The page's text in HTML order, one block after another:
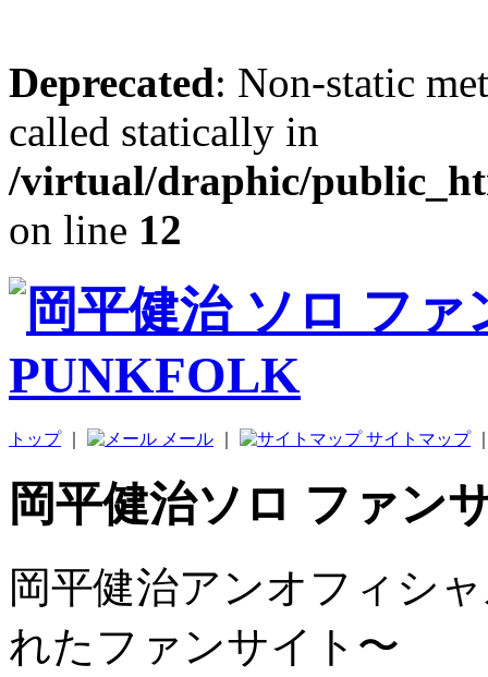
Deprecated: Non-static
called statically in
/virtual/draphic/
on line 12
トップ｜ メール サイトマップ
岡平健治ソロ ファン
岡平健治アンオフィシ
れたファンサイト〜